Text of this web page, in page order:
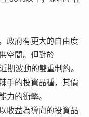
政府有更大的自由度
空間。但對於
期波動的雙重制約。
手的投資品種，其價
力的衝擊。
收益為導向的投資品